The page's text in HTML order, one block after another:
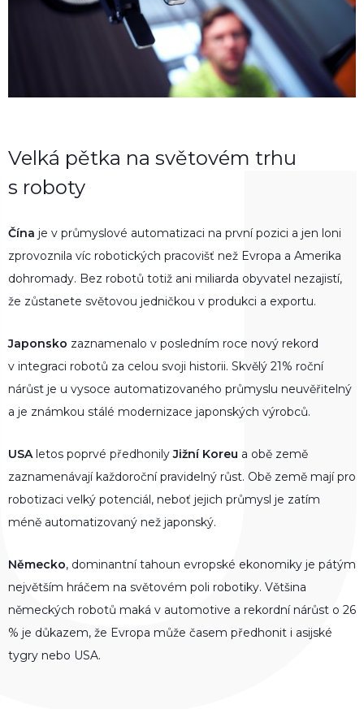
Velká pětka na světovém trhu
s roboty
Čína je v průmyslové automatizaci na první pozici a jen loni
zprovoznila víc robotických pracovišť než Evropa a Amerika
dohromady. Bez robotů totiž ani miliarda obyvatel nezajistí,
že zůstanete světovou jedničkou v produkci a exportu.
Japonsko zaznamenalo v posledním roce nový rekord
v integraci robotů za celou svoji historii. Skvělý 21% roční
nárůst je u vysoce automatizovaného průmyslu neuvěřitelný
a je známkou stálé modernizace japonských výrobců.
USAletos poprvé předhonilyJižní Koreu a obě země
zaznamenávají každoroční pravidelný růst. Obě země mají pro
robotizaci velký potenciál, neboť jejich průmysl je zatím
méně automatizovaný než japonský.
Německo, dominantní tahoun evropské ekonomiky je pátým
největším hráčem na světovém poli robotiky. Většina
německých robotů maká v automotive a rekordní nárůst o 26
% je důkazem, že Evropa může časem předhonit i asijské
tygry nebo USA.